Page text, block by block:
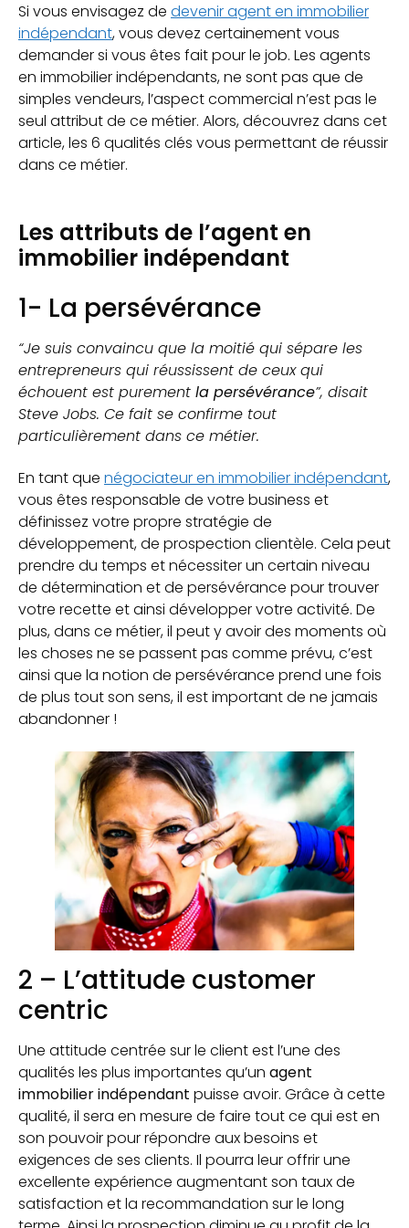
Si vous envisagez de devenir agent en immobilier
indépendant, vous devez certainement vous
demander si vous êtes fait pour le job. Les agents
en immobilier indépendants, ne sont pas que de
simples vendeurs, l’aspect commercial n’est pas le
seul attribut de ce métier. Alors, découvrez dans cet
article, les 6 qualités clés vous permettant de réussir
dans ce métier.
Les attributs de l’agent en
immobilier indépendant
1- La persévérance
“Je suis convaincu que la moitié qui sépare les
entrepreneurs qui réussissent de ceux qui
échouent est purement la persévérance”, disait
Steve Jobs. Ce fait se confirme tout
particulièrement dans ce métier.
En tant que négociateur en immobilier indépendant,
vous êtes responsable de votre business et
définissez votre propre stratégie de
développement, de prospection clientèle. Cela peut
prendre du temps et nécessiter un certain niveau
de détermination et de persévérance pour trouver
votre recette et ainsi développer votre activité. De
plus, dans ce métier, il peut y avoir des moments où
les choses ne se passent pas comme prévu, c’est
ainsi que la notion de persévérance prend une fois
de plus tout son sens, il est important de ne jamais
abandonner !
2 – L’attitude customer
centric
Une attitude centrée sur le client est l’une des
qualités les plus importantes qu’un agent
immobilier indépendant puisse avoir. Grâce à cette
qualité, il sera en mesure de faire tout ce qui est en
son pouvoir pour répondre aux besoins et
exigences de ses clients. Il pourra leur offrir une
excellente expérience augmentant son taux de
satisfaction et la recommandation sur le long